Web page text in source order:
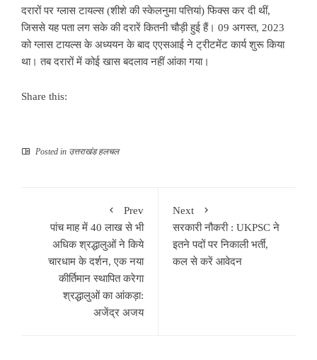
दरारों पर ग्लास टायल्स (शीशे की स्केलनुमा पत्तियां) फिक्स कर दी थीं,
जिससे यह पता लग सके की दरारें कितनी चौड़ी हुई हैं। 09 अगस्त, 2023
को ग्लास टायल्स के अध्ययन के बाद एएसआई ने ट्रीटमेंट कार्य शुरू किया
था। तब दरारों में कोई खास बदलाव नहीं आंका गया।
Share this:
Posted in उत्तराखंड हलचल
Prev
पांच माह में 40 लाख से भी
अधिक श्रद्धालुओं ने किये
चारधाम के दर्शन, एक नया
कीर्तिमान स्थापित करेगा
श्रद्धालुओं का आंकड़ा:
अजेंद्र अजय
Next
सरकारी नौकरी : UKPSC ने
इतने पदों पर निकाली भर्ती,
कल से करें आवेदन